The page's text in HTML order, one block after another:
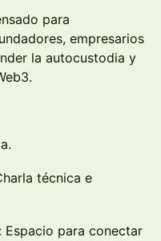
para
empresarios
la autocustodia y
técnica e
Espacio para conectar